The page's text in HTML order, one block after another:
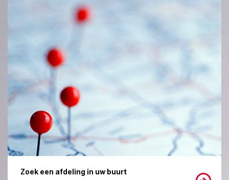
Zoek een afdeling in uw buurt